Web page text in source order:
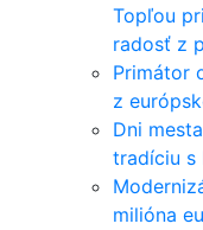
Topľou
radosť z
Primátor
z
Dni
tradíciu s
milióna